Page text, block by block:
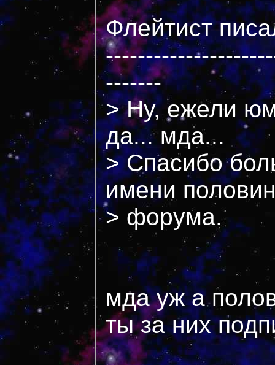
Флейтист
-------
> Ну, ежели
да... мда...
> Спасибо
имени
> форума.
мда уж а
ты за них